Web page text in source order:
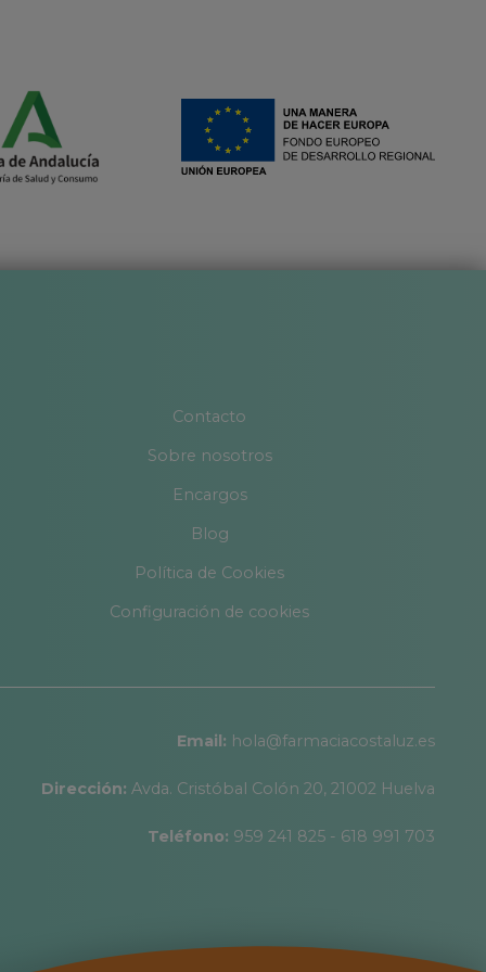
Contacto
Sobre nosotros
Encargos
Blog
Política de Cookies
Configuración de cookies
Email: hola@farmaciacostaluz.es
Dirección: Avda. Cristóbal Colón 20, 21002 Huelva
Teléfono: 959 241 825 - 618 991 703